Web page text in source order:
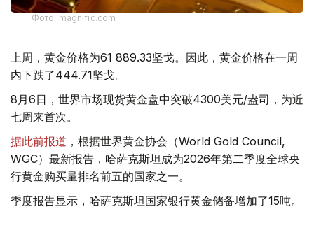
Фото: magnific.com
上周，黄金价格为61 889.33坚戈。因此，黄金价格在一周
内下跌了444.71坚戈。
8月6日，世界市场现货黄金盘中突破4300美元/盎司，为近
七周来首次。
据此前报道 ，根据世界黄金协会（World Gold Council,
WGC）最新报告，哈萨克斯坦成为2026年第二季度全球央
行黄金购买量排名前五的国家之一。
季度报告显示，哈萨克斯坦国家银行黄金储备增加了15吨。